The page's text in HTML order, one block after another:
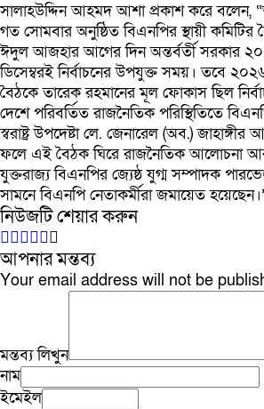
সালাহউদ্দিন আহমদ আশা প্রকাশ করে বলেন,
গত সোমবার অনুষ্ঠিত বিএনপির স্থায়ী
ঈদুল আজহার আগের দিন অন্তর্বর্তী সরকার
ডিসেম্বরই নির্বাচনের উপযুক্ত সময়। তবে
বৈঠকে তারেক রহমানের মূল ফোকাস ছিল
দেশে পরিবর্তিত রাজনৈতিক পরিস্থিতিতে
স্বরাষ্ট্র উপদেষ্টা লে. জেনারেল (অব.)
ফলে এই বৈঠক ঘিরে রাজনৈতিক আলোচনা
যুক্তরাজ্য বিএনপির জ্যেষ্ঠ যুগ্ম সম্পাদক
সামনে বিএনপি নেতাকর্মীরা জমায়েত
নিউজটি শেয়ার করুন
আপনার মন্তব্য
Your email address will not be
মন্তব্য লিখুন
নাম
ইমেইল